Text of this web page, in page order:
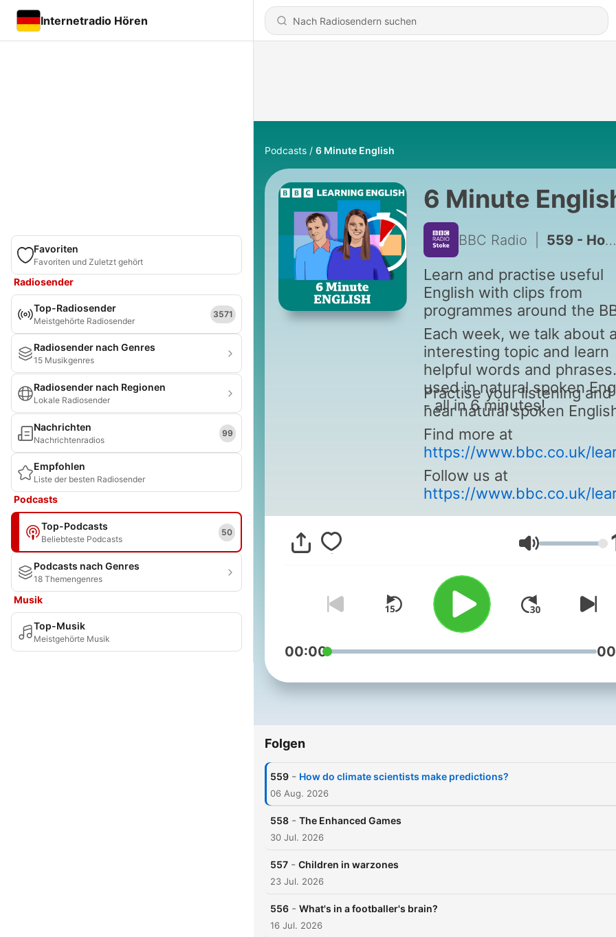
Internetradio Hören
Favoriten
Favoriten und Zuletzt gehört
Radiosender
Top-Radiosender
Meistgehörte Radiosender
3571
Radiosender nach Genres
15 Musikgenres
Radiosender nach Regionen
Lokale Radiosender
Nachrichten
Nachrichtenradios
99
Empfohlen
Liste der besten Radiosender
Podcasts
Top-Podcasts
Beliebteste Podcasts
50
Podcasts nach Genres
18 Themengenres
Musik
Top-Musik
Meistgehörte Musik
Podcasts 6 Minute English
6 Minute
BBC Radio 559 - How do climate scientists make predictions?
Learn and practise useful
English with clips from
programmes around the
Each week, we talk about
interesting topic and learn
helpful words and phrases
used in natural spoken
- all in 6 minutes!
Practise your listening and
hear natural spoken
Find more at
https://www.bbc.co.uk/
Follow us at
https://www.bbc.co.uk/
Lautstärke
00:00
Folgen
559 - How do climate scientists make predictions?
06 Aug. 2026
558 - The Enhanced Games
30 Jul. 2026
557 - Children in warzones
23 Jul. 2026
556 - What's in a footballer's brain?
16 Jul. 2026